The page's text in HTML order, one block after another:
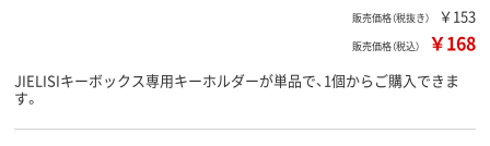
販売価格（税抜き） ￥153
販売価格（税込） ￥168
JIELISIキーボックス専用キーホルダーが単品で、1個からご購入できま
す。